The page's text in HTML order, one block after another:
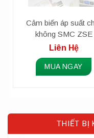
Cảm biến áp suất
không SMC ZSE
series
Liên Hệ
MUA NGAY
THIẾT BỊ